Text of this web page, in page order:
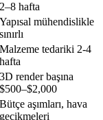
2–8 hafta
Yapısal mühendislikle
sınırlı
Malzeme tedariki 2-4
hafta
3D render başına
$500–$2,000
Bütçe aşımları, hava
gecikmeleri